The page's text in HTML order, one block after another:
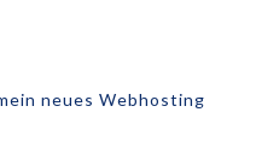
neues Webhosting